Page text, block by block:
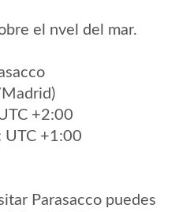
el nvel del mar.
+2:00
UTC +1:00
Parasacco puedes